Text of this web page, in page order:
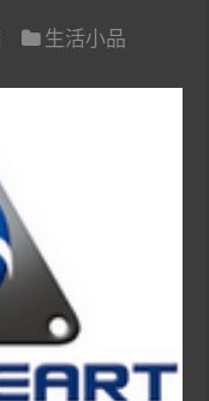
生活小品